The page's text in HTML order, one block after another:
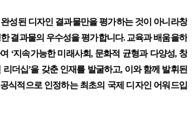
완성된 디자인 결과물만을 평가하는 것이 아니라창
결과물의 우수성을 평가합니다. 교육과 배움을하
‘지속가능한 미래사회, 문화적 균형과 다양성, 창
더십’을 갖춘 인재를 발굴하고, 이와 함께 발휘된
식적으로 인정하는 최초의 국제 디자인 어워드입